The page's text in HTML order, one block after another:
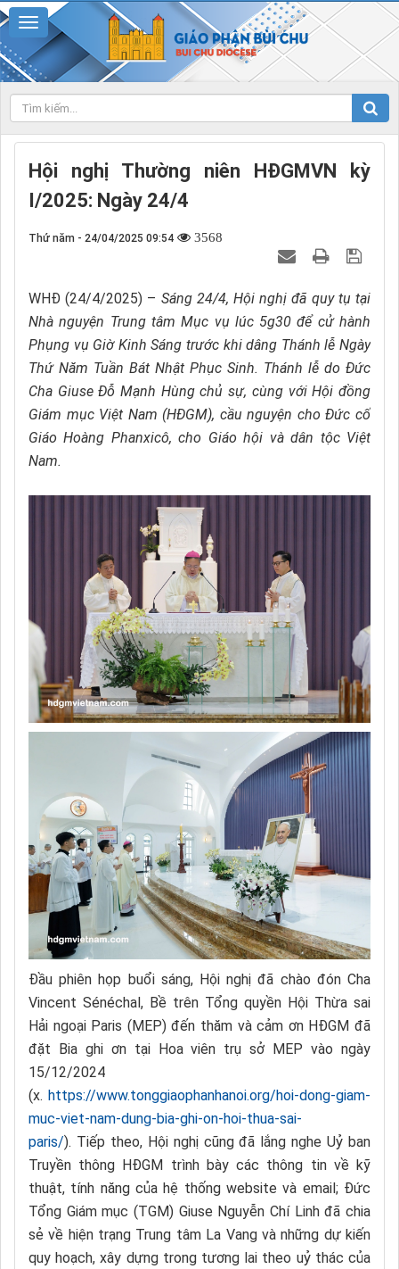
Hội nghị Thường niên HĐGMVN kỳ
I/2025: Ngày 24/4
Thứ năm - 24/04/2025 09:54 3568
WHĐ (24/4/2025) – Sáng 24/4, Hội nghị đã quy tụ tại
Nhà nguyện Trung tâm Mục vụ lúc 5g30 để cử hành
Phụng vụ Giờ Kinh Sáng trước khi dâng Thánh lễ Ngày
Thứ Năm Tuần Bát Nhật Phục Sinh. Thánh lễ do Đức
Cha Giuse Đỗ Mạnh Hùng chủ sự, cùng với Hội đồng
Giám mục Việt Nam (HĐGM), cầu nguyện cho Đức cố
Giáo Hoàng Phanxicô, cho Giáo hội và dân tộc Việt
Nam.
Đầu phiên họp buổi sáng, Hội nghị đã chào đón Cha
Vincent Sénéchal, Bề trên Tổng quyền Hội Thừa sai
Hải ngoại Paris (MEP) đến thăm và cảm ơn HĐGM đã
đặt Bia ghi ơn tại Hoa viên trụ sở MEP vào ngày
15/12/2024
(x. https://www.tonggiaophanhanoi.org/hoi-dong-giam-
muc-viet-nam-dung-bia-ghi-on-hoi-thua-sai-
paris/). Tiếp theo, Hội nghị cũng đã lắng nghe Uỷ ban
Truyền thông HĐGM trình bày các thông tin về kỹ
thuật, tính năng của hệ thống website và email; Đức
Tổng Giám mục (TGM) Giuse Nguyễn Chí Linh đã chia
sẻ về hiện trạng Trung tâm La Vang và những dự kiến
quy hoạch, xây dựng trong tương lai theo uỷ thác của